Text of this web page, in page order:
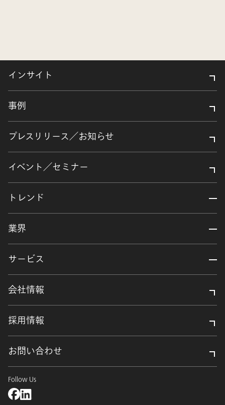
インサイト
事例
プレスリリース／お知らせ
イベント／セミナー
トレンド
業界
サービス
会社情報
採用情報
お問い合わせ
Follow Us